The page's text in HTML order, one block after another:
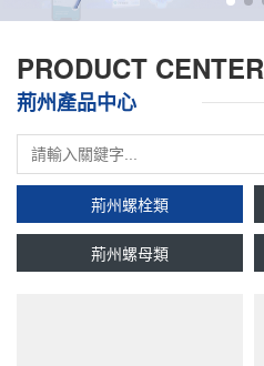
PRODUCT CENTER
荊州產品中心
荊州螺栓類
荊州螺母類